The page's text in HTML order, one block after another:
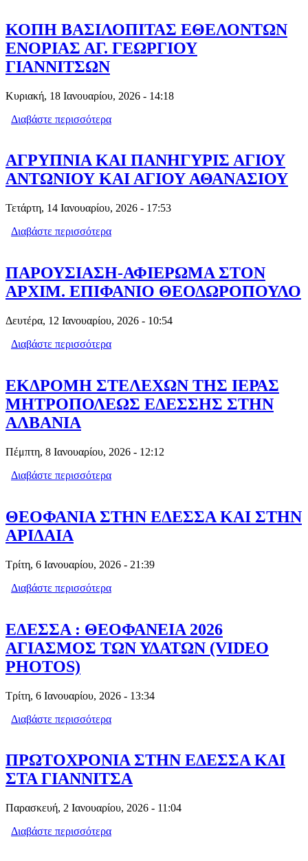
ΚΟΠΗ ΒΑΣΙΛΟΠΙΤΑΣ ΕΘΕΛΟΝΤΩΝ
ΕΝΟΡΙΑΣ ΑΓ. ΓΕΩΡΓΙΟΥ
ΓΙΑΝΝΙΤΣΩΝ
Κυριακή, 18 Ιανουαρίου, 2026 - 14:18
Διαβάστε περισσότερα
ΑΓΡΥΠΝΙΑ ΚΑΙ ΠΑΝΗΓΥΡΙΣ ΑΓΙΟΥ
ΑΝΤΩΝΙΟΥ ΚΑΙ ΑΓΙΟΥ ΑΘΑΝΑΣΙΟΥ
Τετάρτη, 14 Ιανουαρίου, 2026 - 17:53
Διαβάστε περισσότερα
ΠΑΡΟΥΣΙΑΣΗ-ΑΦΙΕΡΩΜΑ ΣΤΟΝ
ΑΡΧΙΜ. ΕΠΙΦΑΝΙΟ ΘΕΟΔΩΡΟΠΟΥΛΟ
Δευτέρα, 12 Ιανουαρίου, 2026 - 10:54
Διαβάστε περισσότερα
ΕΚΔΡΟΜΗ ΣΤΕΛΕΧΩΝ ΤΗΣ ΙΕΡΑΣ
ΜΗΤΡΟΠΟΛΕΩΣ ΕΔΕΣΣΗΣ ΣΤΗΝ
ΑΛΒΑΝΙΑ
Πέμπτη, 8 Ιανουαρίου, 2026 - 12:12
Διαβάστε περισσότερα
ΘΕΟΦΑΝΙΑ ΣΤΗΝ ΕΔΕΣΣΑ ΚΑΙ ΣΤΗΝ
ΑΡΙΔΑΙΑ
Τρίτη, 6 Ιανουαρίου, 2026 - 21:39
Διαβάστε περισσότερα
ΕΔΕΣΣΑ : ΘΕΟΦΑΝΕΙΑ 2026
ΑΓΙΑΣΜΟΣ ΤΩΝ ΥΔΑΤΩΝ (VIDEO
PHOTOS)
Τρίτη, 6 Ιανουαρίου, 2026 - 13:34
Διαβάστε περισσότερα
ΠΡΩΤΟΧΡΟΝΙΑ ΣΤΗΝ ΕΔΕΣΣΑ ΚΑΙ
ΣΤΑ ΓΙΑΝΝΙΤΣΑ
Παρασκευή, 2 Ιανουαρίου, 2026 - 11:04
Διαβάστε περισσότερα